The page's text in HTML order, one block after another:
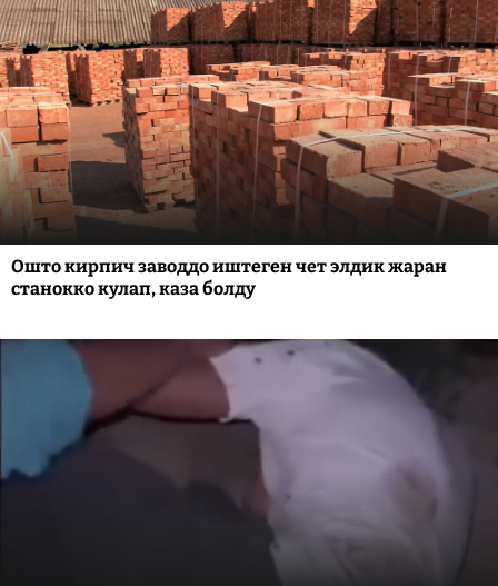
Ошто кирпич заводдо иштеген чет элдик жаран
станокко кулап, каза болду